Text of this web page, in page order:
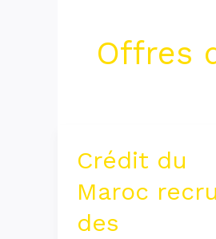
Offres
Crédit du
Maroc
des
Crédit
Maroc
recrute